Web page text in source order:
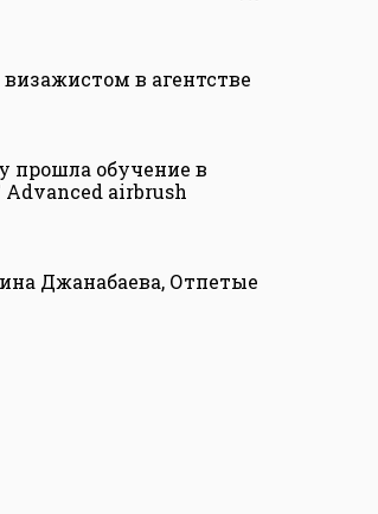
визажистом в агентстве
прошла обучение в
Advanced airbrush
Джанабаева, Отпетые